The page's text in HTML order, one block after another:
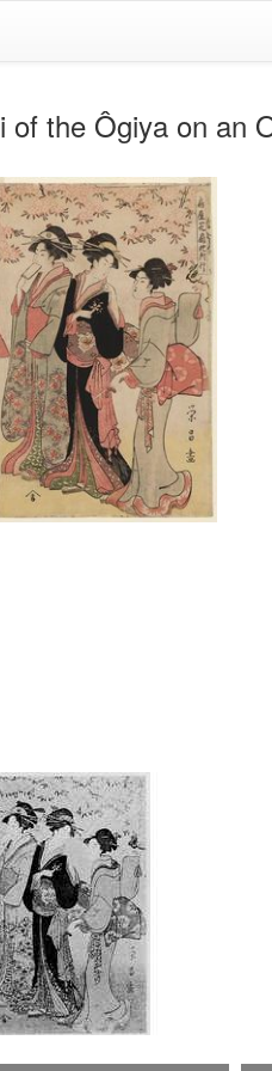
the Ôgiya on an